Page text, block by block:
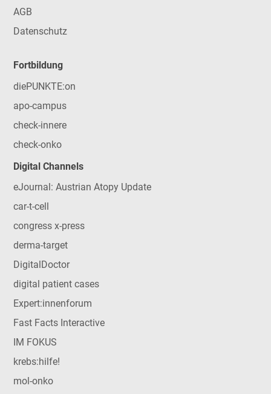
AGB
Datenschutz
Fortbildung
diePUNKTE:on
apo-campus
check-innere
check-onko
Digital Channels
eJournal: Austrian Atopy Update
car-t-cell
congress x-press
derma-target
DigitalDoctor
digital patient cases
Expert:innenforum
Fast Facts Interactive
IM FOKUS
krebs:hilfe!
mol-onko